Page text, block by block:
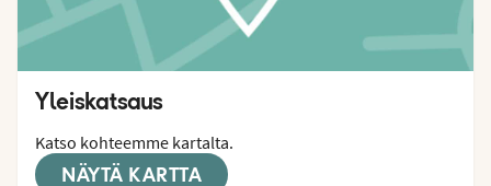
Yleiskatsaus
Katso kohteemme kartalta.
NÄYTÄ KARTTA